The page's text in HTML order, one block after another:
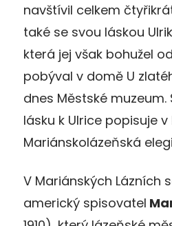
navštívil celkem
také se svou láskou
která jej však bohužel
pobýval v domě U
dnes Městské
lásku k Ulrice popisuje
Mariánskolázeňská
V Mariánských Lázních
americký spisovatel